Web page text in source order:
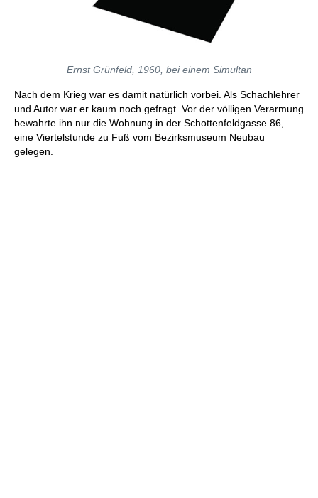
Ernst Grünfeld, 1960, bei einem Simultan
Nach dem Krieg war es damit natürlich vorbei. Als Schachlehrer
und Autor war er kaum noch gefragt. Vor der völligen Verarmung
bewahrte ihn nur die Wohnung in der Schottenfeldgasse 86,
eine Viertelstunde zu Fuß vom Bezirksmuseum Neubau
gelegen.